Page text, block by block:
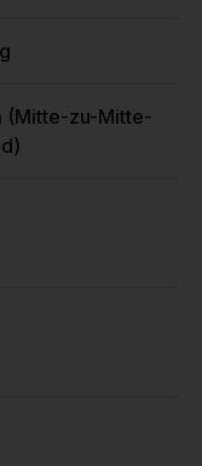
(Mitte-zu-Mitte-